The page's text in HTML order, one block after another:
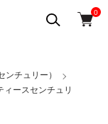
0
チュリー）
ースセンチュリ